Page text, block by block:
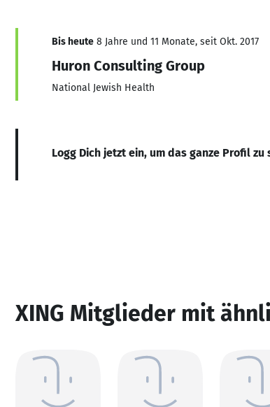
Bis heute 8 Jahre und 11 Monate, seit Okt. 2017
Huron Consulting Group
National Jewish Health
Logg Dich jetzt ein, um das ganze Profil zu
XING Mitglieder mit